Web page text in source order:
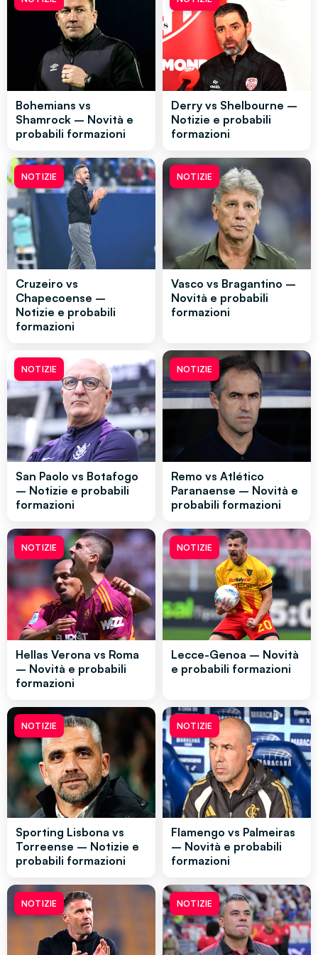
Bohemians vs
Shamrock – Novità e
probabili formazioni
Derry vs Shelbourne –
Notizie e probabili
formazioni
NOTIZIE
Cruzeiro vs
Chapecoense –
Notizie e probabili
formazioni
NOTIZIE
Vasco vs Bragantino –
Novità e probabili
formazioni
NOTIZIE
San Paolo vs Botafogo
– Notizie e probabili
formazioni
NOTIZIE
Remo vs Atlético
Paranaense – Novità e
probabili formazioni
NOTIZIE
Hellas Verona vs Roma
– Novità e probabili
formazioni
NOTIZIE
Lecce-Genoa – Novità
e probabili formazioni
NOTIZIE
Sporting Lisbona vs
Torreense – Notizie e
probabili formazioni
NOTIZIE
Flamengo vs Palmeiras
– Novità e probabili
formazioni
NOTIZIE NOTIZIE